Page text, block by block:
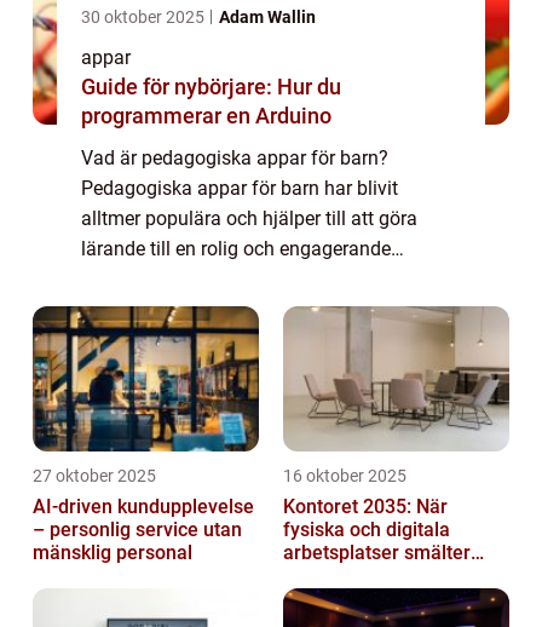
30 oktober 2025 Adam Wallin
appar
Guide för nybörjare: Hur du
programmerar en Arduino
Vad är pedagogiska appar för barn?
Pedagogiska appar för barn har blivit
alltmer populära och hjälper till att göra
lärande till en rolig och engagerande
att hjälpa barn att utveckla kunskaper och
färdigheter ...
27 oktober 2025
AI-driven kundupplevelse
– personlig service utan
mänsklig personal
16 oktober 2025
Kontoret 2035: När
fysiska och digitala
arbetsplatser smälter